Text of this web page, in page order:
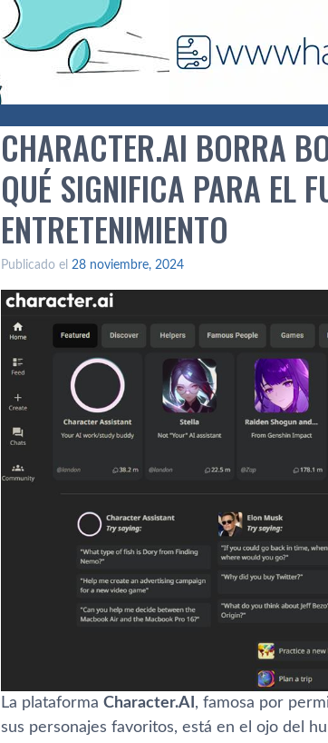
CHARACTER.AI BORRA
QUÉ SIGNIFICA PARA EL
ENTRETENIMIENTO
Publicado el 28 noviembre, 2024
La plataforma Character.AI , famosa por
sus personajes favoritos, está en el ojo del